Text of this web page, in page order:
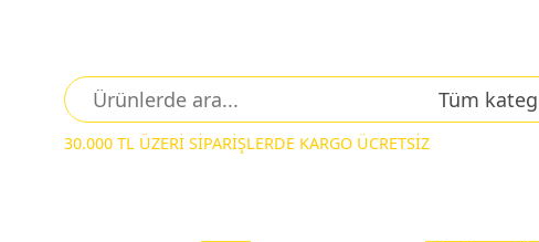
30.000 TL ÜZERİ SİPARİŞLERDE KARGO ÜCRETSİZ